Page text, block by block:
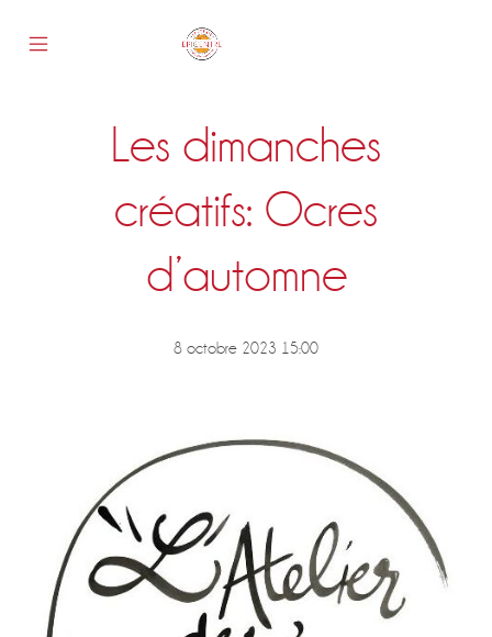
Les dimanches
créatifs: Ocres
d’automne
8 octobre 2023 15:00